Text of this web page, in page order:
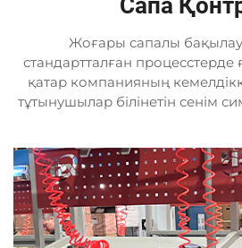
Сапа
Жоғары сапалы
стандартталған
қатар компанияның
тұтынушылар білінетін сенім